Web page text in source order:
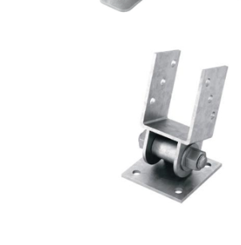
Portapilastro TYP S40
ROTHOBLAAS